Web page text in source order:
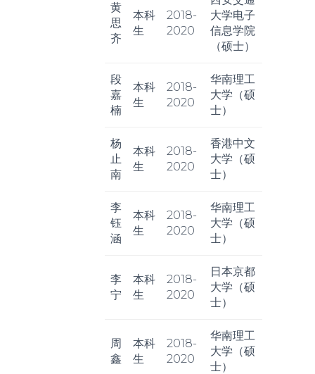
黄
思
齐
本科
生
2018-
2020
大学电子
信息学院
（硕士）
段
嘉
楠
本科
生
2018-
2020
华南理工
大学（硕
士）
杨
止
南
本科
生
2018-
2020
香港中文
大学（硕
士）
李
钰
涵
本科
生
2018-
2020
华南理工
大学（硕
士）
李
宁
本科
生
2018-
2020
日本京都
大学（硕
士）
周
鑫
本科
生
2018-
2020
华南理工
大学（硕
士）